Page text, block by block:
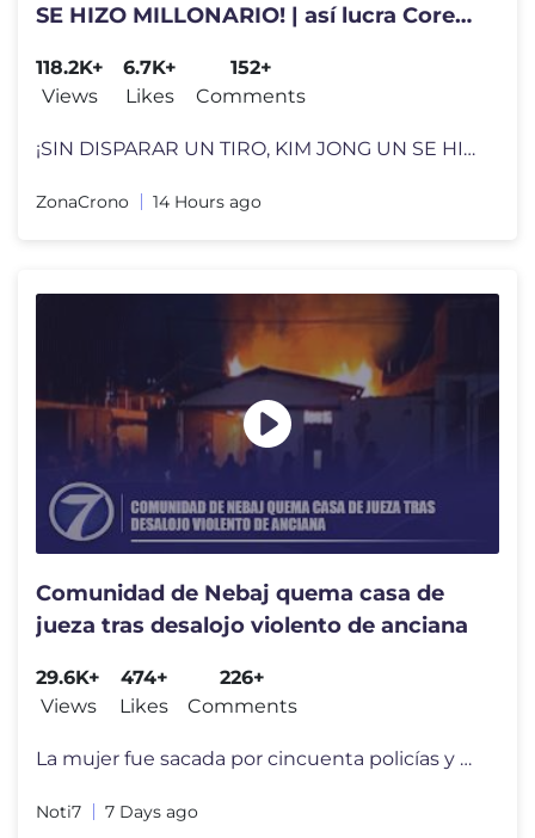
SE HIZO MILLONARIO! | así lucra Corea
118.2K+
Views
6.7K+
Likes
152+
Comments
¡SIN DISPARAR UN TIRO, KIM JONG UN SE HIZO MILLONARIO! | así lucra C
ZonaCrono 14 Hours ago
Comunidad de Nebaj quema casa de
jueza tras desalojo violento de anciana
29.6K+
Views
474+
Likes
226+
Comments
La mujer fue sacada por cincuenta policías y antimotines después de
Noti7 7 Days ago